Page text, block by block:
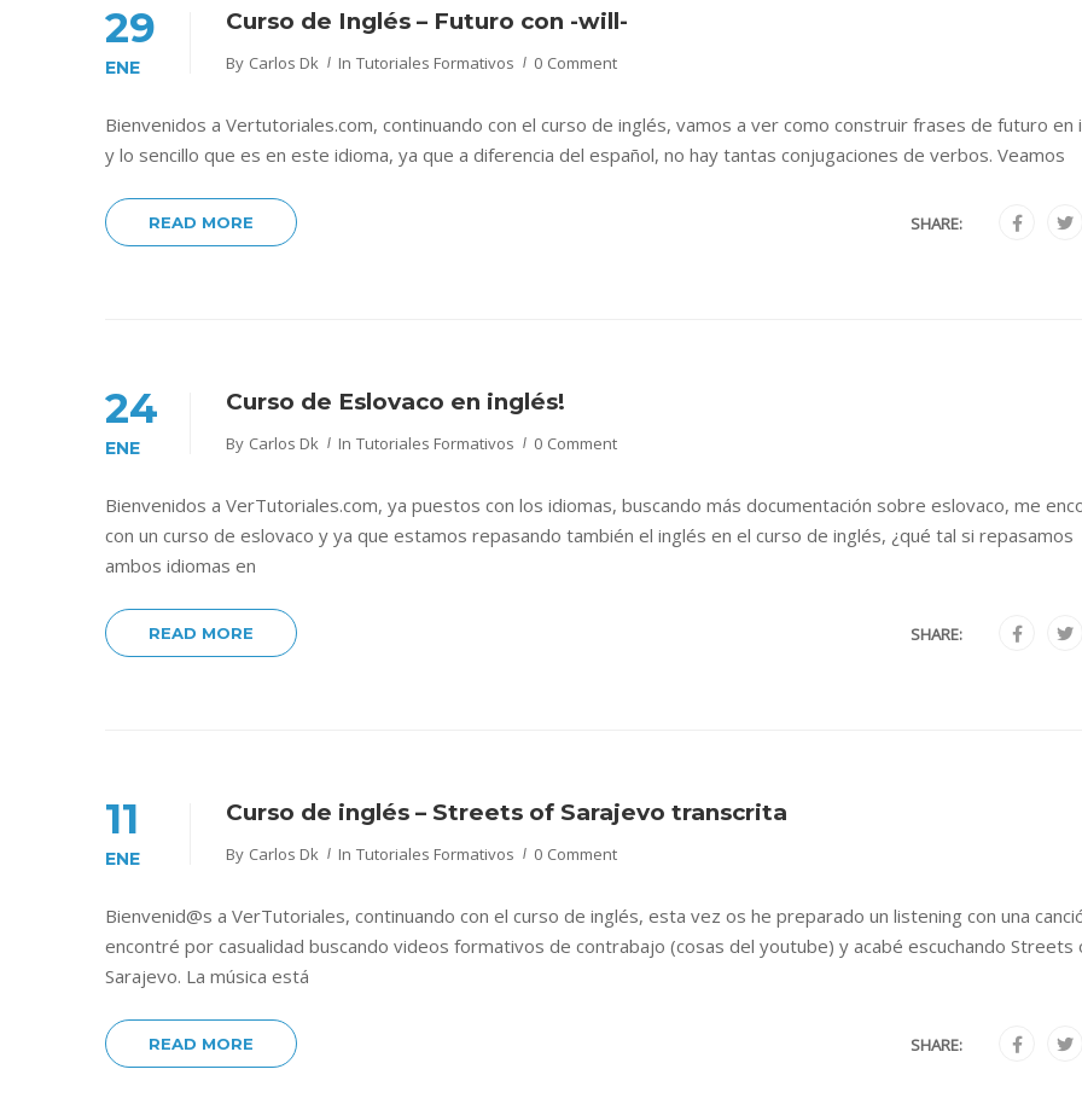
29
ENE
Curso de Inglés – Futuro con -will-
By Carlos Dk In Tutoriales Formativos 0 Comment
Bienvenidos a Vertutoriales.com, continuando con el curso de inglés, vamos a ver como construir frases de futuro en
y lo sencillo que es en este idioma, ya que a diferencia del español, no hay tantas conjugaciones de verbos. Veamos
READ MORE SHARE:
24
ENE
Curso de Eslovaco en inglés!
By Carlos Dk In Tutoriales Formativos 0 Comment
Bienvenidos a VerTutoriales.com, ya puestos con los idiomas, buscando más documentación sobre eslovaco, me
con un curso de eslovaco y ya que estamos repasando también el inglés en el curso de inglés, ¿qué tal si repasamos
ambos idiomas en
READ MORE SHARE:
11
ENE
Curso de inglés – Streets of Sarajevo transcrita
By Carlos Dk In Tutoriales Formativos 0 Comment
Bienvenid@s a VerTutoriales, continuando con el curso de inglés, esta vez os he preparado un listening con una
encontré por casualidad buscando videos formativos de contrabajo (cosas del youtube) y acabé escuchando Streets
Sarajevo. La música está
READ MORE SHARE: